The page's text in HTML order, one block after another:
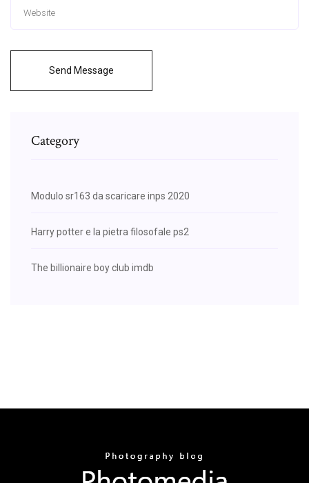
Send Message
Category
Modulo sr163 da scaricare inps 2020
Harry potter e la pietra filosofale ps2
The billionaire boy club imdb